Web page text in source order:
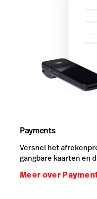
Payments
Versnel het
gangbare kaarten en
Meer over